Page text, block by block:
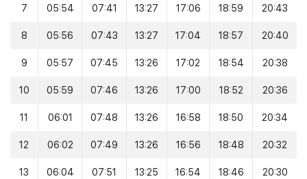
7 05:54 07:41 13:27 17:06 18:59 20:43
8 05:56 07:43 13:27 17:04 18:57 20:40
9 05:57 07:45 13:26 17:02 18:54 20:38
10 05:59 07:46 13:26 17:00 18:52 20:36
11 06:01 07:48 13:26 16:58 18:50 20:34
12 06:02 07:49 13:26 16:56 18:48 20:32
13 06:04 07:51 13:25 16:54 18:46 20:30